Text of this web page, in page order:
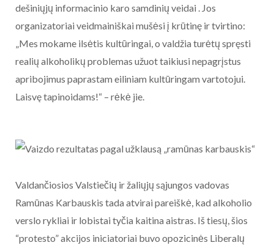
dešiniųjų informacinio karo samdinių veidai . Jos
organizatoriai veidmainiškai mušėsi į krūtinę ir tvirtino:
„Mes mokame ilsėtis kultūringai, o valdžia turėtų spręsti
realių alkoholikų problemas užuot taikiusi nepagrįstus
apribojimus paprastam eiliniam kultūringam vartotojui.
Laisvę tapinoidams!“ – rėkė jie.
Valdančiosios Valstiečių ir žaliųjų sąjungos vadovas
Ramūnas Karbauskis tada atvirai pareiškė, kad alkoholio
verslo rykliai ir lobistai tyčia kaitina aistras. Iš tiesų, šios
“protesto” akcijos iniciatoriai buvo opozicinės Liberalų